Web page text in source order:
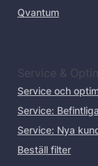
Qvantum
Service &
Service och
Service:
Service: Nya
Beställ filter